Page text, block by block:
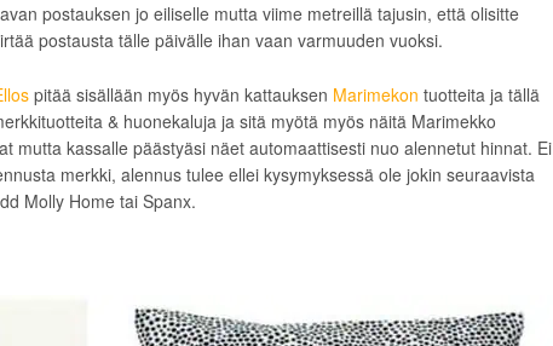
postauksen jo eiliselle mutta viime metreillä tajusin, että olisitte
postausta tälle päivälle ihan vaan varmuuden vuoksi.
pitää sisällään myös hyvän kattauksen Marimekon tuotteita ja tällä
& huonekaluja ja sitä myötä myös näitä Marimekko
mutta kassalle päästyäsi näet automaattisesti nuo alennetut hinnat. Ei
merkki, alennus tulee ellei kysymyksessä ole jokin seuraavista
Molly Home tai Spanx.